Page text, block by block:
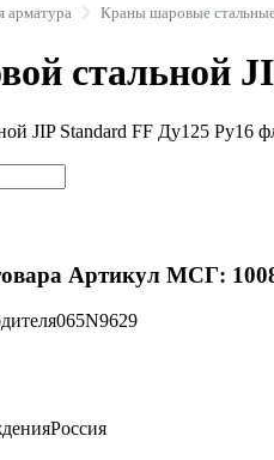
арматура Краны шаровые
стальной
Артикул МСГ:
065N9629
Россия